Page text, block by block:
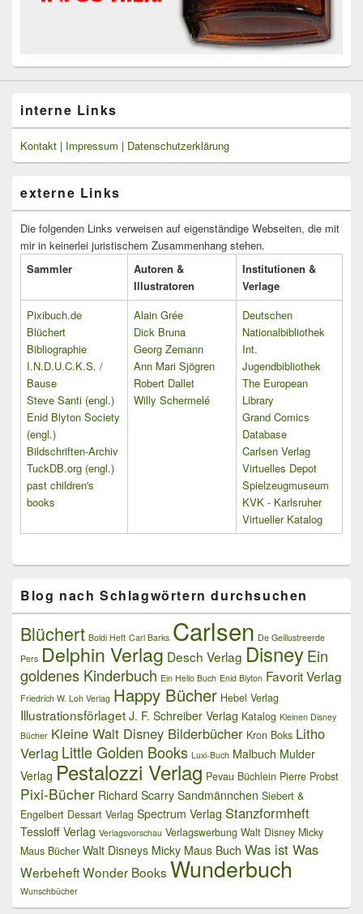
interne Links
Kontakt | Impressum | Datenschutzerklärung
externe Links
Die folgenden Links verweisen auf eigenständige Webseiten, die mit
mir in keinerlei juristischem Zusammenhang stehen.
Sammler
Autoren &
Illustratoren
Institutionen &
Verlage
Pixibuch.de
Blüchert
Bibliographie
I.N.D.U.C.K.S. /
Bause
Steve Santi (engl.)
Enid Blyton Society
(engl.)
Bildschriften-Archiv
TuckDB.org (engl.)
past children's
books
Alain Grée
Dick Bruna
Georg Zemann
Ann Mari Sjögren
Robert Dallet
Willy Schermelé
Deutschen
Nationalbibliothek
Int.
Jugendbibliothek
The European
Library
Grand Comics
Database
Carlsen Verlag
Virtuelles Depot
Spielzeugmuseum
KVK - Karlsruher
Virtueller Katalog
Blog nach Schlagwörtern durchsuchen
Blüchert Boldi Heft Carl Barks Carlsen De Geillustreerde
Pers Delphin Verlag Desch Verlag DisneyEin
goldenes Kinderbuch Ein Hello Buch Enid Blyton Favorit Verlag
Friedrich W. Loh Verlag Happy Bücher Hebel Verlag
Illustrationsförlaget J. F. Schreiber Verlag Katalog Kleinen Disney
Bücher Kleine Walt Disney Bilderbücher Kron Boks Litho
Verlag Little Golden Books Luxi-Buch Malbuch Mulder
Verlag Pestalozzi Verlag Pevau Büchlein Pierre Probst
Pixi-Bücher Richard Scarry Sandmännchen Siebert &
Engelbert Dessart Verlag Spectrum Verlag Stanzformheft
Tessloff Verlag Verlagsvorschau Verlagswerbung Walt Disney Micky
Maus Bücher Walt Disneys Micky Maus Buch Was ist Was
WerbeheftWonder Books Wunderbuch
Wunschbücher